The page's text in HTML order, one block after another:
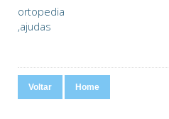
ortopedia
,ajudas
Voltar Home